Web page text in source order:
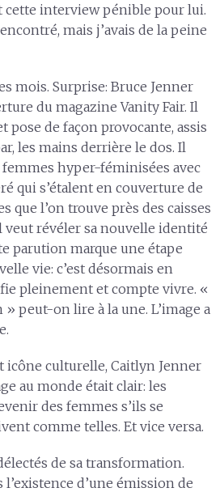
cette interview pénible pour lui.
mais j’avais de la peine
mois. Surprise: Bruce Jenner
du magazine Vanity Fair. Il
pose de façon provocante, assis
les mains derrière le dos. Il
hyper-féminisées avec
qui s’étalent en couverture de
que l’on trouve près des caisses
veut révéler sa nouvelle identité
parution marque une étape
vie: c’est désormais en
pleinement et compte vivre. «
peut-on lire à la une. L’image a
icône culturelle, Caitlyn Jenner
au monde était clair: les
des femmes s’ils se
comme telles. Et vice versa.
de sa transformation.
d’une émission de